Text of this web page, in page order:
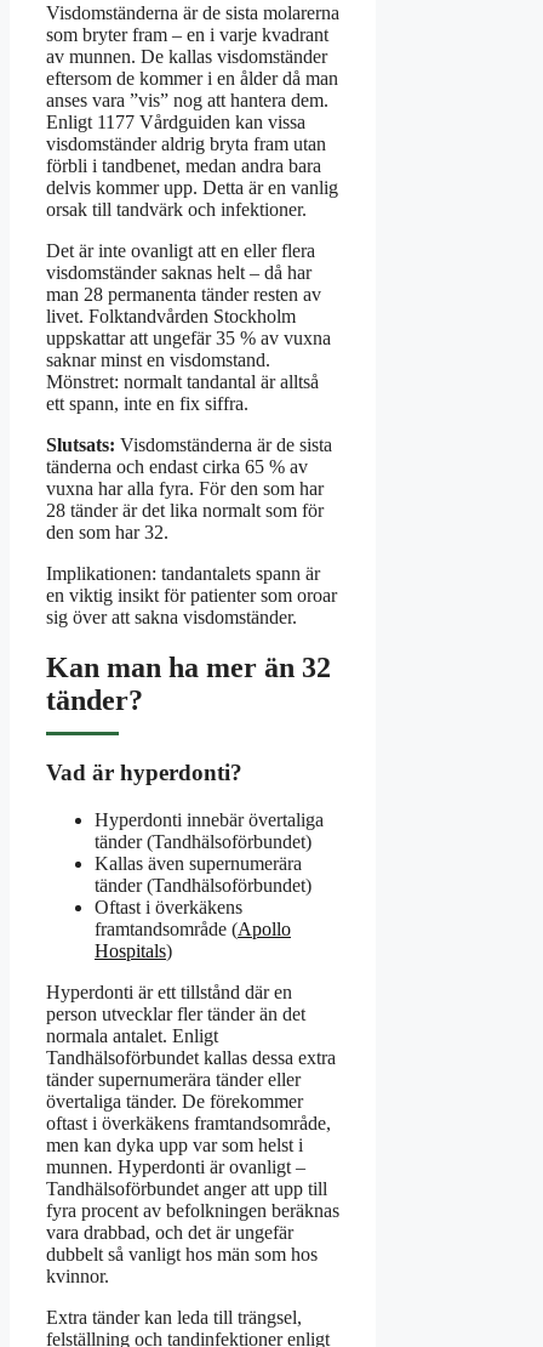
Visdomständerna är de sista molarerna
som bryter fram – en i varje kvadrant
av munnen. De kallas visdomständer
eftersom de kommer i en ålder då man
anses vara ”vis” nog att hantera dem.
Enligt 1177 Vårdguiden kan vissa
visdomständer aldrig bryta fram utan
förbli i tandbenet, medan andra bara
delvis kommer upp. Detta är en vanlig
orsak till tandvärk och infektioner.
Det är inte ovanligt att en eller flera
visdomständer saknas helt – då har
man 28 permanenta tänder resten av
livet. Folktandvården Stockholm
uppskattar att ungefär 35 % av vuxna
saknar minst en visdomstand.
Mönstret: normalt tandantal är alltså
ett spann, inte en fix siffra.
Slutsats: Visdomständerna är de sista
tänderna och endast cirka 65 % av
vuxna har alla fyra. För den som har
28 tänder är det lika normalt som för
den som har 32.
Implikationen: tandantalets spann är
en viktig insikt för patienter som oroar
sig över att sakna visdomständer.
Kan man ha mer än 32
tänder?
Vad är hyperdonti?
Hyperdonti innebär övertaliga
tänder (Tandhälsoförbundet)
Kallas även supernumerära
tänder (Tandhälsoförbundet)
Oftast i överkäkens
framtandsområde (Apollo
Hospitals)
Hyperdonti är ett tillstånd där en
person utvecklar fler tänder än det
normala antalet. Enligt
Tandhälsoförbundet kallas dessa extra
tänder supernumerära tänder eller
övertaliga tänder. De förekommer
oftast i överkäkens framtandsområde,
men kan dyka upp var som helst i
munnen. Hyperdonti är ovanligt –
Tandhälsoförbundet anger att upp till
fyra procent av befolkningen beräknas
vara drabbad, och det är ungefär
dubbelt så vanligt hos män som hos
kvinnor.
Extra tänder kan leda till trängsel,
felställning och tandinfektioner enligt